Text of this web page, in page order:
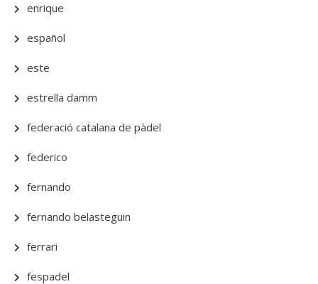
enrique
español
este
estrella damm
federació catalana de pàdel
federico
fernando
fernando belasteguin
ferrari
fespadel